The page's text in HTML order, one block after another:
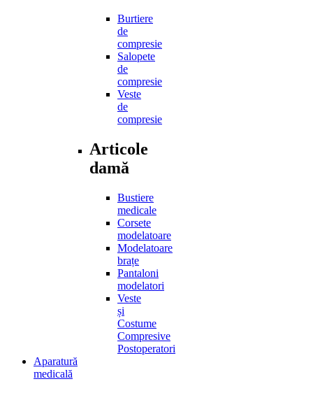
Burtiere
de
compresie
Salopete
de
compresie
Veste
de
compresie
Articole
damă
Bustiere
medicale
Corsete
modelatoare
Modelatoare
brațe
Pantaloni
modelatori
Veste
și
Costume
Compresive
Postoperatori
Aparatură
medicală